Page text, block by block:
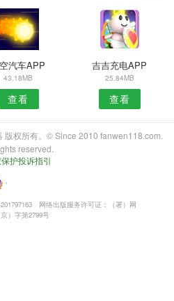
汽车APP
43.18MB
查看
吉吉充电APP
25.84MB
查看
权所有。© Since 2010 fanwen118.com.
reserved.
护投诉指引
・
网络出版服务许可证：（署）网
）字第2799号